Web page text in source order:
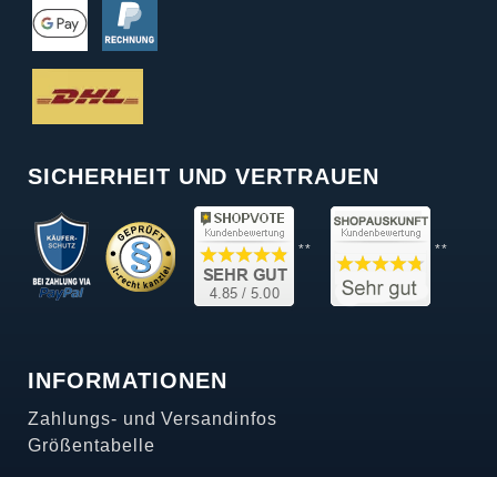
SICHERHEIT UND VERTRAUEN
** **
INFORMATIONEN
Zahlungs- und Versandinfos
Größentabelle